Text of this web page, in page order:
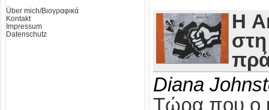
Über mich/Βιογραφικά
Kontakt
Impressum
Datenschutz
Η
Diana
Τώρα που ο